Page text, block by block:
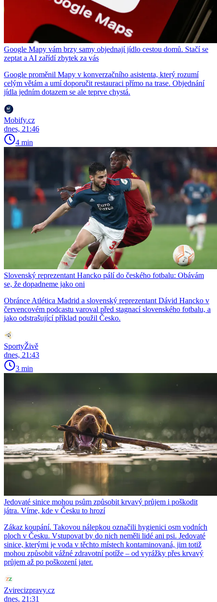
Google Mapy vám brzy samy objednají jídlo cestou domů. Stačí se
zeptat a AI zařídí zbytek za vás
Google proměnil Mapy v konverzačního asistenta, který rozumí
celým větám a umí doporučit restauraci přímo na trase. Objednání
jídla jedním dotazem se ale teprve chystá.
Mobify.cz
dnes, 21:46
4 min
Slovenský reprezentant Hancko pálí do českého fotbalu: Obávám
se, že dopadneme jako oni
Obránce Atlética Madrid a slovenský reprezentant Dávid Hancko v
červencovém podcastu varoval před stagnací slovenského fotbalu, a
jako odstrašující příklad použil Česko.
SportyŽivě
dnes, 21:43
3 min
Jedovaté sinice mohou psům způsobit krvavý průjem i poškodit
játra. Víme, kde v Česku to hrozí
Zákaz koupání. Takovou nálepkou označili hygienici osm vodních
ploch v Česku. Vstupovat by do nich neměli lidé ani psi. Jedovaté
sinice, kterými je voda v těchto místech kontaminovaná, jim totiž
mohou způsobit vážné zdravotní potíže – od vyrážky přes krvavý
průjem až po poškození jater.
Zvirecizpravy.cz
dnes, 21:31